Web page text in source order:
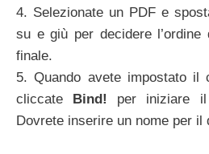
4. Selezionate un PDF e
su e giù per decidere
finale.
5. Quando avete impostato il
cliccate
Bind!
per iniziare il
Dovrete inserire un nome per il